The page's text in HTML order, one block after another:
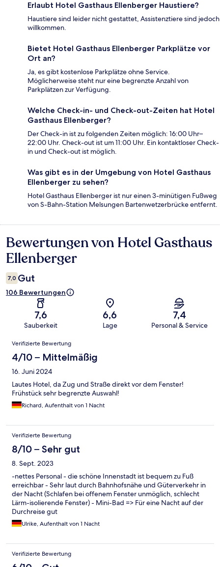
Erlaubt Hotel Gasthaus Ellenberger Haustiere?
Haustiere sind leider nicht gestattet, Assistenztiere sind jedoch
willkommen.
Bietet Hotel Gasthaus Ellenberger Parkplätze vor
Ort an?
Ja, es gibt kostenlose Parkplätze ohne Service.
Möglicherweise steht nur eine begrenzte Anzahl von
Parkplätzen zur Verfügung.
Welche Check-in- und Check-out-Zeiten hat Hotel
Gasthaus Ellenberger?
Der Check-in ist zu folgenden Zeiten möglich: 16:00 Uhr–
22:00 Uhr. Check-out ist um 11:00 Uhr. Ein kontaktloser Check-
in und Check-out ist möglich.
Was gibt es in der Umgebung von Hotel Gasthaus
Ellenberger zu sehen?
Hotel Gasthaus Ellenberger ist nur einen 3-minütigen Fußweg
von S-Bahn-Station Melsungen Bartenwetzerbrücke entfernt.
Bewertungen
Bewertungen von Hotel Gasthaus
Ellenberger
7,0 Gut
106 Bewertungen
7,6
Sauberkeit
6,6
Lage
7,4
Personal & Service
Bewertungen
Verifizierte Bewertung
4/10 – Mittelmäßig
16. Juni 2024
Lautes Hotel, da Zug und Straße direkt vor dem Fenster!
Frühstück sehr begrenzte Auswahl!
Richard, Aufenthalt von 1 Nacht
Verifizierte Bewertung
8/10 – Sehr gut
8. Sept. 2023
-nettes Personal - die schöne Innenstadt ist bequem zu Fuß
erreichbar - Sehr laut durch Bahnhofsnähe und Güterverkehr in
der Nacht (Schlafen bei offenem Fenster unmöglich, schlecht
Lärm-isolierende Fenster) - Mini-Bad => Für eine Nacht auf der
Durchreise gut
Ulrike, Aufenthalt von 1 Nacht
Verifizierte Bewertung